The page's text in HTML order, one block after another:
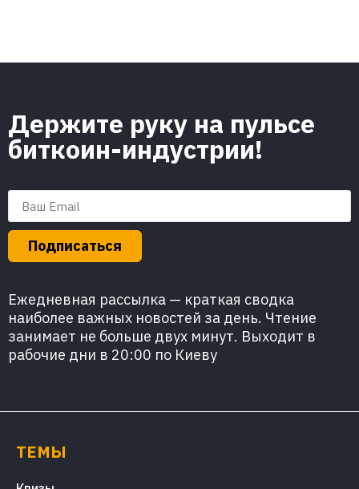
Держите руку на пульсе
биткоин-индустрии!
Подписаться
Ежедневная рассылка — краткая сводка
наиболее важных новостей за день. Чтение
занимает не больше двух минут. Выходит в
рабочие дни в 20:00 по Киеву
ТЕМЫ